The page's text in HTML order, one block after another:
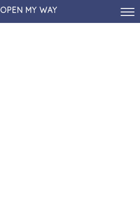
OPEN MY WAY